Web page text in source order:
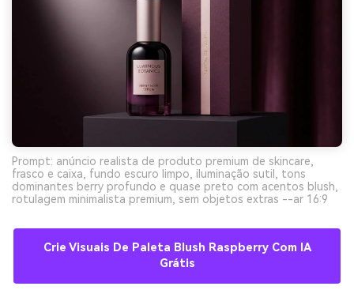
Prompt: anúncio realista de produto premium de skincare,
frasco e caixa, fundo escuro limpo, iluminação sutil, tons
dominantes berry profundo e quase preto com acentos blush,
rotulagem minimalista premium, sem objetos extras --ar 16:9
Crie Visuais De Paleta Blush Raspberry Com IA
Grátis